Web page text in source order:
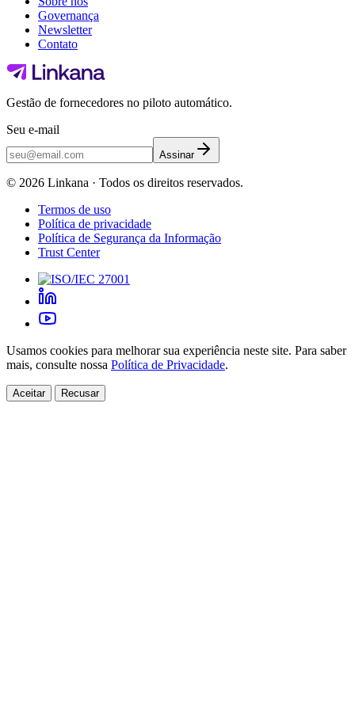
Governança
Newsletter
Contato
Gestão de fornecedores no piloto automático.
Seu e-mail
Assinar
© 2026 Linkana · Todos os direitos reservados.
Termos de uso
Política de privacidade
Política de Segurança da Informação
Trust Center
Usamos cookies para melhorar sua experiência neste site. Para saber
mais, consulte nossa Política de Privacidade.
Aceitar Recusar